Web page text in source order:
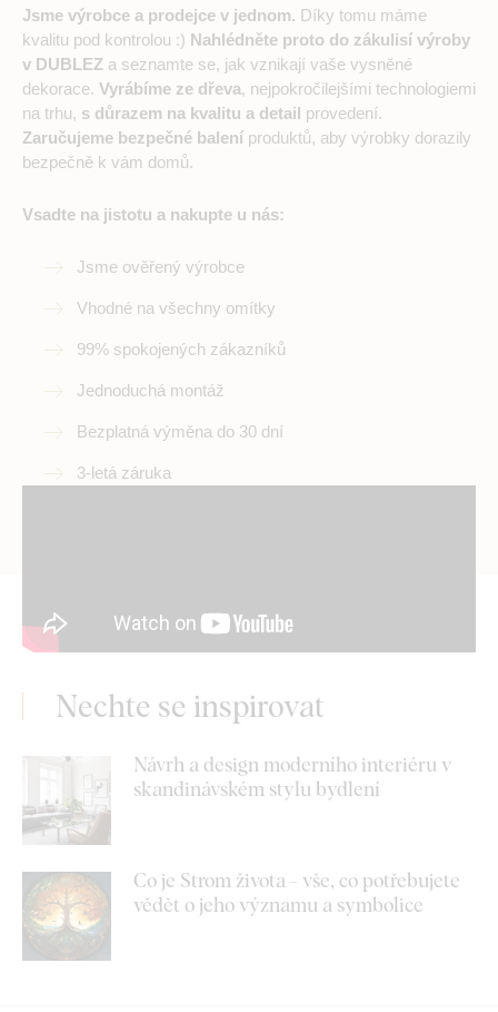
Jsme výrobce a prodejce v jednom. Díky tomu máme
kvalitu pod kontrolou :) Nahlédněte proto do zákulisí výroby
v DUBLEZ a seznamte se, jak vznikají vaše vysněné
dekorace. Vyrábíme ze dřeva, nejpokročilejšími technologiemi
na trhu, s důrazem na kvalitu a detail provedení.
Zaručujeme bezpečné balení produktů, aby výrobky dorazily
bezpečně k vám domů.
Vsadte na jistotu a nakupte u nás:
Jsme ověřený výrobce
Vhodné na všechny omítky
99% spokojených zákazníků
Jednoduchá montáž
Bezplatná výměna do 30 dní
3-letá záruka
Nechte se inspirovat
Návrh a design moderního interiéru v
skandinávském stylu bydlení
Co je Strom života - vše, co potřebujete
vědět o jeho významu a symbolice